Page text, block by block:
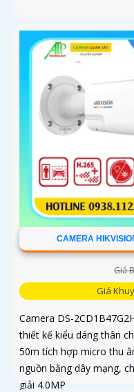
CAMERA
Giá
Giá
Camera DS-
thiết kế kiểu dáng thân
50m tích hợp micro thu
nguồn bằng dây mạng,
giải 4.0MP